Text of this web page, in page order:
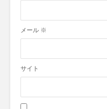
メール ※
サイト